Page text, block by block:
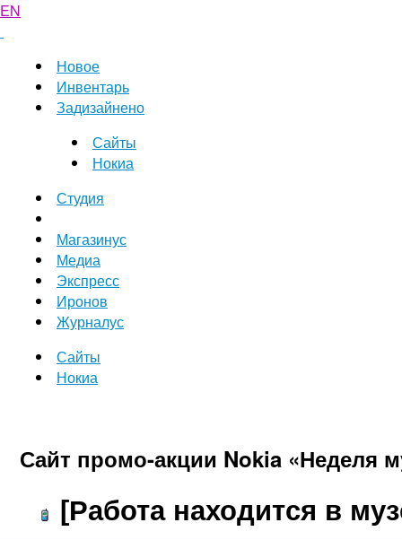
EN
Новое
Инвентарь
Задизайнено
Сайты
Нокиа
Студия
Магазинус
Медиа
Экспресс
Иронов
Журналус
Сайты
Нокиа
Сайт промо-акции Nokia «Неделя
[Работа находится в